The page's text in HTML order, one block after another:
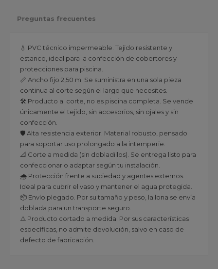
Preguntas frecuentes
💧 PVC técnico impermeable. Tejido resistente y
estanco, ideal para la confección de cobertores y
protecciones para piscina.
📏 Ancho fijo 2,50 m. Se suministra en una sola pieza
continua al corte según el largo que necesites.
🛠️ Producto al corte, no es piscina completa. Se vende
únicamente el tejido, sin accesorios, sin ojales y sin
confección.
🛡️ Alta resistencia exterior. Material robusto, pensado
para soportar uso prolongado a la intemperie.
📐 Corte a medida (sin dobladillos). Se entrega listo para
confeccionar o adaptar según tu instalación.
🌧️ Protección frente a suciedad y agentes externos.
Ideal para cubrir el vaso y mantener el agua protegida.
📦 Envío plegado. Por su tamaño y peso, la lona se envía
doblada para un transporte seguro.
⚠️ Producto cortado a medida. Por sus características
específicas, no admite devolución, salvo en caso de
defecto de fabricación.